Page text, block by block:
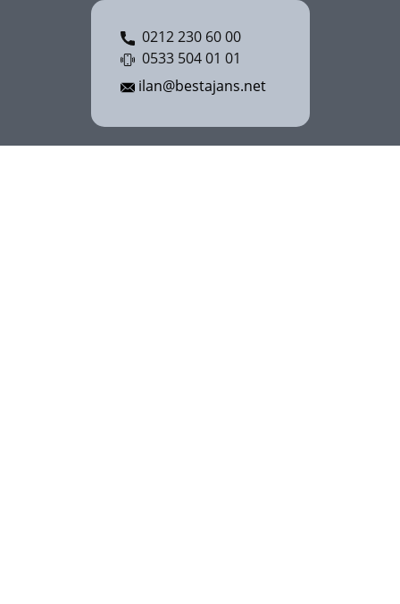
0212 230 60 00
0533 504 01 01
ilan@bestajans.net